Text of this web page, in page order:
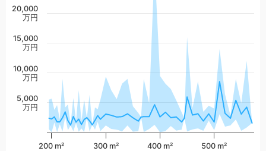
200 m² 300 m² 400 m² 500 m²
5,000
万円
10,000
万円
15,000
万円
20,000
万円